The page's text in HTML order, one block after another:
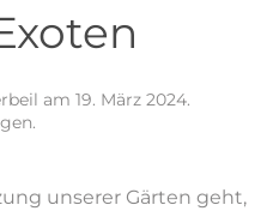
am 19. März 2024.
.
unserer Gärten geht,